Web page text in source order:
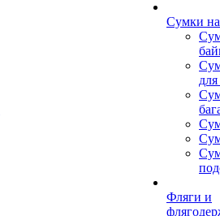
Сумки
Фляги и